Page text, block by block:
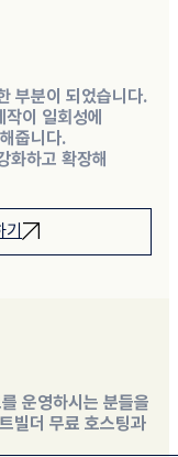
부분이 되었습니다.
이 일회성에
줍니다.
화하고 확장해
운영하시는 분들을
빌더 무료 호스팅과